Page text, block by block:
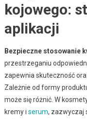
kojowego:
aplikacji
Bezpieczne stosowanie
przestrzeganiu
zapewnia skuteczność
Zależnie od formy
może się różnić. W
kremy i serum, zazwyczaj